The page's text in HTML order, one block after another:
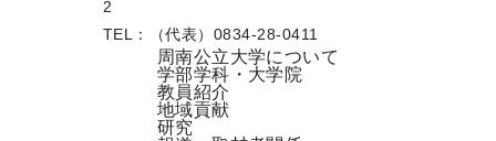
2
TEL：（代表）0834-28-0411
周南公立大学について
学部学科・大学院
教員紹介
地域貢献
研究